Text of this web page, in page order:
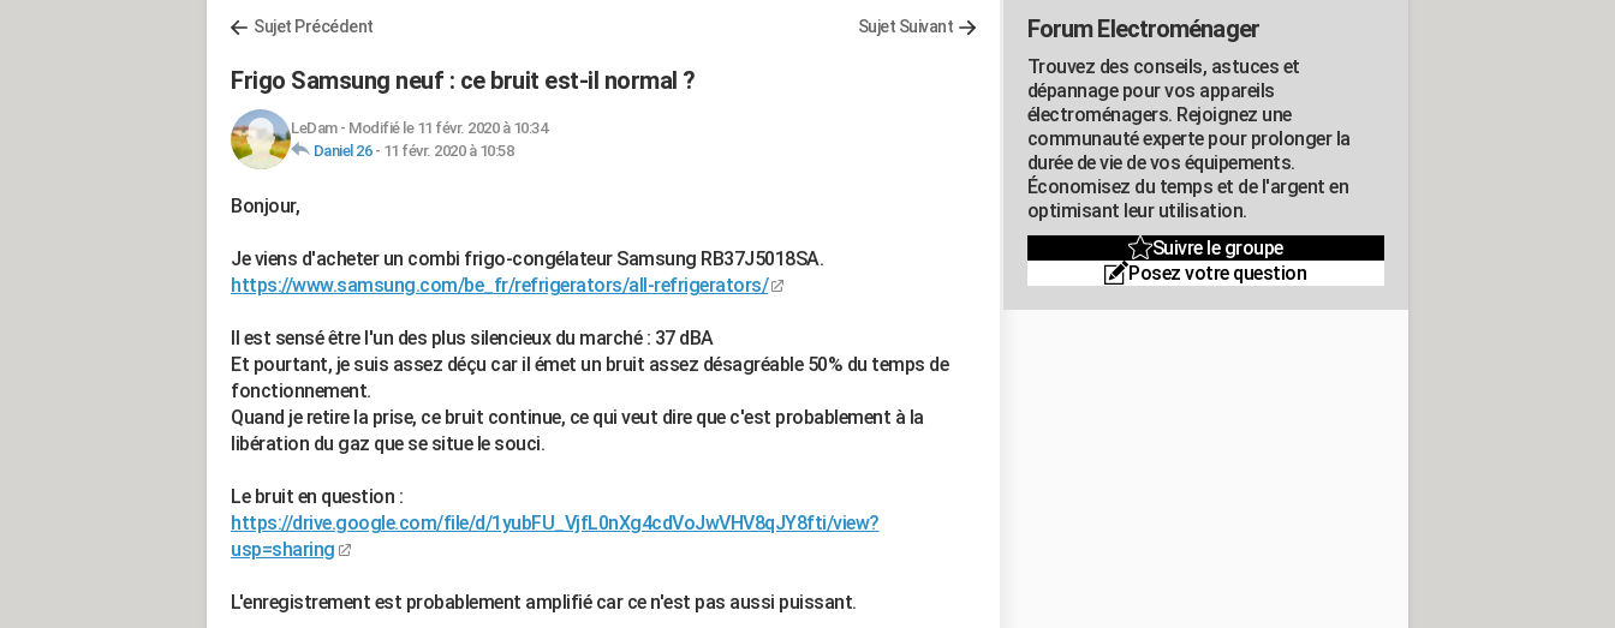
Sujet Précédent Sujet Suivant
Frigo Samsung neuf : ce bruit est-il normal ?
LeDam- Modifié le 11 févr. 2020 à 10:34
Daniel 26- 11 févr. 2020 à 10:58
Bonjour,
Je viens d'acheter un combi frigo-congélateur Samsung RB37J5018SA.
https://www.samsung.com/be_fr/refrigerators/all-refrigerators/
Il est sensé être l'un des plus silencieux du marché : 37 dBA
Et pourtant, je suis assez déçu car il émet un bruit assez désagréable 50% du temps de
fonctionnement.
Quand je retire la prise, ce bruit continue, ce qui veut dire que c'est probablement à la
libération du gaz que se situe le souci.
Le bruit en question :
https://drive.google.com/file/d/1yubFU_VjfL0nXg4cdVoJwVHV8qJY8fti/view?
usp=sharing
L'enregistrement est probablement amplifié car ce n'est pas aussi puissant.
Forum Electroménager
Trouvez des conseils, astuces et
dépannage pour vos appareils
électroménagers. Rejoignez une
communauté experte pour prolonger la
durée de vie de vos équipements.
Économisez du temps et de l'argent en
optimisant leur utilisation.
Suivre le groupe
Posez votre question